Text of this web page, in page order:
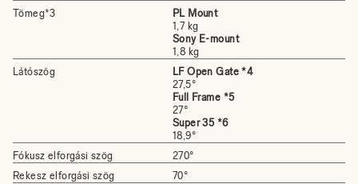
Tömeg*3
PL Mount
1,7 kg
Sony E-mount
1,8 kg
Látószög
LF Open Gate *4
27,5°
Full Frame *5
27°
Super 35 *6
18,9°
Fókusz elforgási szög
270°
Rekesz elforgási szög
70°